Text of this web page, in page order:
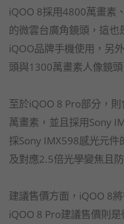
iQOO 8採用4800萬畫素
的微雲台廣角鏡頭，這
iQOO品牌手機使用，另
頭與1300萬畫素人像鏡頭
至於iQOO 8 Pro部分，
萬畫素，並且採用Sony
採Sony IMX598感光元
及對應2.5倍光學變焦且
建議售價方面，iQOO 8
iQOO 8 Pro建議售價則